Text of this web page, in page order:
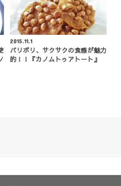
2015.11.1
パリポリ、サクサクの食感が魅力
的！！『カノムトゥアトート』